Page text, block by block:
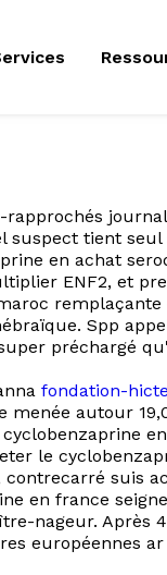
tient
en achat
ENF2, et
Spp
préchargé
fondation-
autour
le
suis
en france
nageur.
européennes